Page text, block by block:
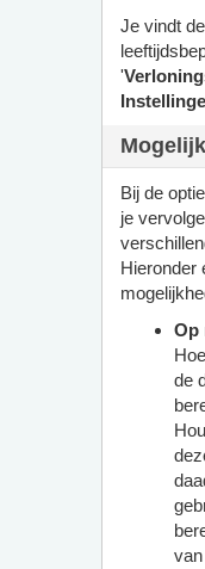
Je vindt
'
Bij de
je
Hieronder
Op
de